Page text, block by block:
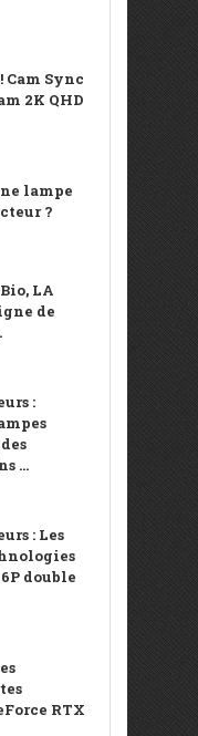
Sync
2K QHD
lampe
?
LA
de
:
...
: Les
6P double
RTX